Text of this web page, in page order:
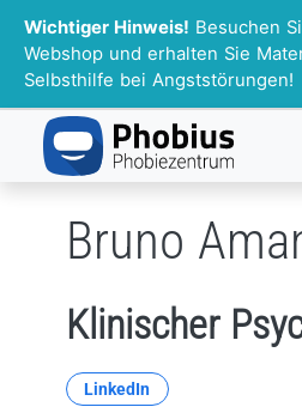
Wichtiger Hinweis! Besuchen
Webshop und erhalten Sie
Selbsthilfe bei Angststörungen!
Bruno
Klinischer
LinkedIn